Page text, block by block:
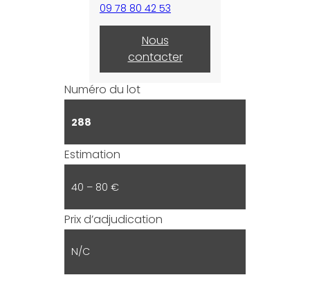
09 78 80 42 53
Nous
contacter
Numéro du lot
288
Estimation
40 – 80 €
Prix d’adjudication
N/C